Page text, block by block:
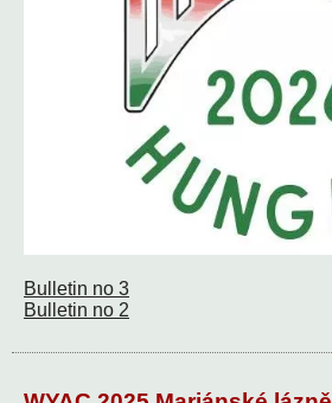
Bulletin no 3
Bulletin no 2